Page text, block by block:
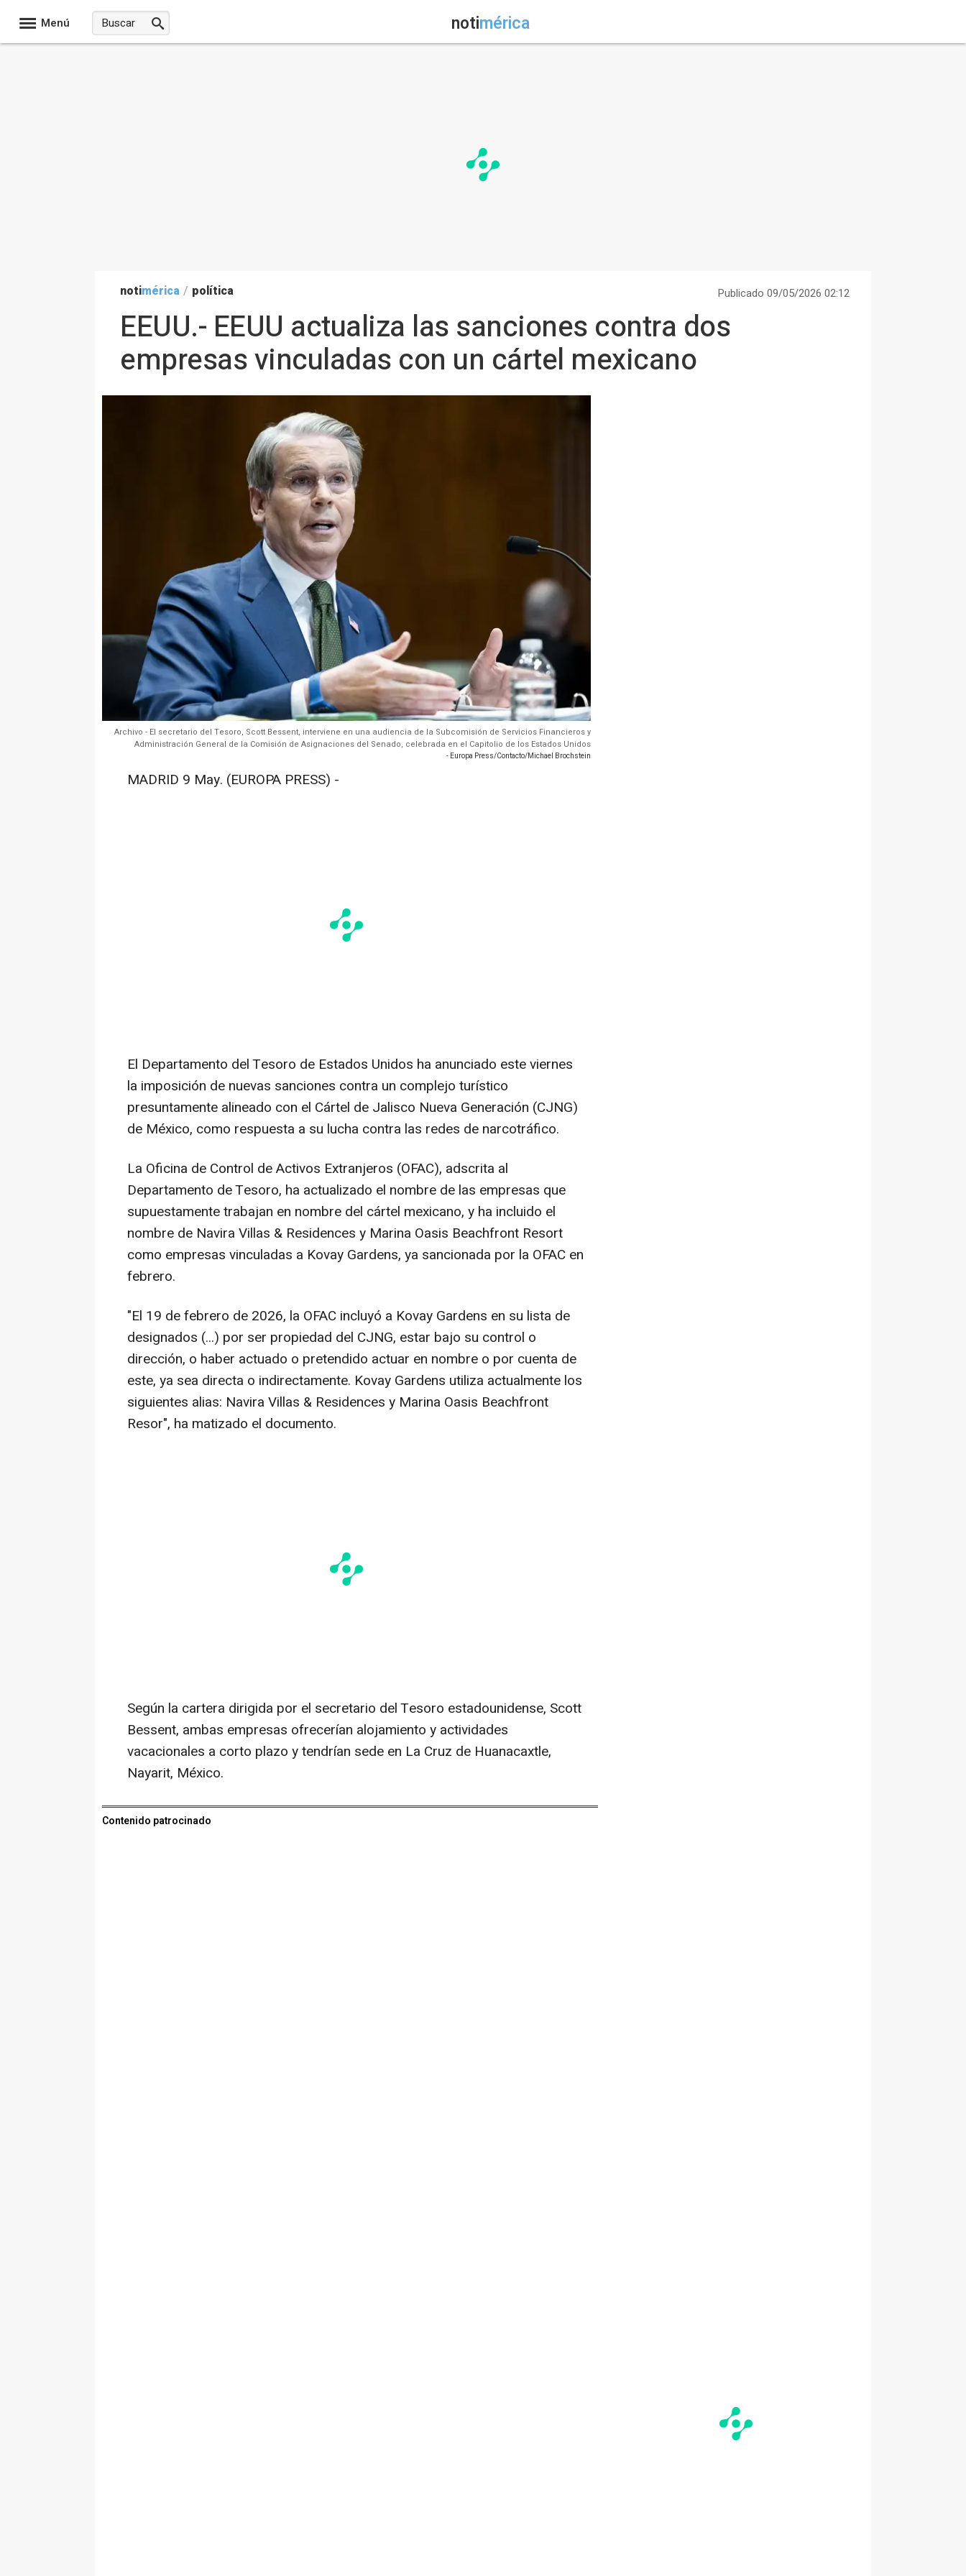
Menú notimérica
notimérica / política Publicado 09/05/2026 02:12
EEUU.- EEUU actualiza las sanciones contra dos
empresas vinculadas con un cártel mexicano
Archivo - El secretario del Tesoro, Scott Bessent, interviene en una audiencia de la Subcomisión de Servicios Financieros y
Administración General de la Comisión de Asignaciones del Senado, celebrada en el Capitolio de los Estados Unidos
- Europa Press/Contacto/Michael Brochstein
MADRID 9 May. (EUROPA PRESS) -
El Departamento del Tesoro de Estados Unidos ha anunciado este viernes
la imposición de nuevas sanciones contra un complejo turístico
presuntamente alineado con el Cártel de Jalisco Nueva Generación (CJNG)
de México, como respuesta a su lucha contra las redes de narcotráfico.
La Oficina de Control de Activos Extranjeros (OFAC), adscrita al
Departamento de Tesoro, ha actualizado el nombre de las empresas que
supuestamente trabajan en nombre del cártel mexicano, y ha incluido el
nombre de Navira Villas & Residences y Marina Oasis Beachfront Resort
como empresas vinculadas a Kovay Gardens, ya sancionada por la OFAC en
febrero.
"El 19 de febrero de 2026, la OFAC incluyó a Kovay Gardens en su lista de
designados (...) por ser propiedad del CJNG, estar bajo su control o
dirección, o haber actuado o pretendido actuar en nombre o por cuenta de
este, ya sea directa o indirectamente. Kovay Gardens utiliza actualmente los
siguientes alias: Navira Villas & Residences y Marina Oasis Beachfront
Resor", ha matizado el documento.
Según la cartera dirigida por el secretario del Tesoro estadounidense, Scott
Bessent, ambas empresas ofrecerían alojamiento y actividades
vacacionales a corto plazo y tendrían sede en La Cruz de Huanacaxtle,
Nayarit, México.
Contenido patrocinado